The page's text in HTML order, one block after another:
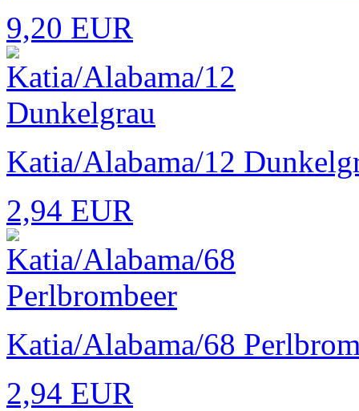
9,20 EUR
Katia/Alabama/12
2,94 EUR
Katia/Alabama/68
2,94 EUR